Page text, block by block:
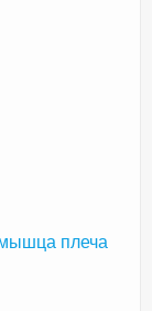
плеча